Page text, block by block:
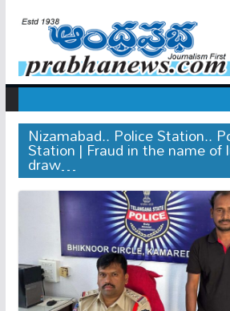
Nizamabad.. Police Station..
Station | Fraud in the name of
draw…